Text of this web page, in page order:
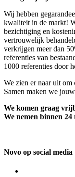
Wij hebben
kwaliteit in de markt!
bezichtiging en
vertrouwelijk
verkrijgen meer dan
referenties van
1000 referenties door
We zien er naar uit
Samen maken we
We komen graag
We nemen binnen
Novo op social media